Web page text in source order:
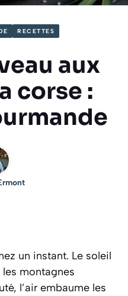
RECETTES
aux
corse :
un instant. Le soleil
montagnes
l’air embaume les